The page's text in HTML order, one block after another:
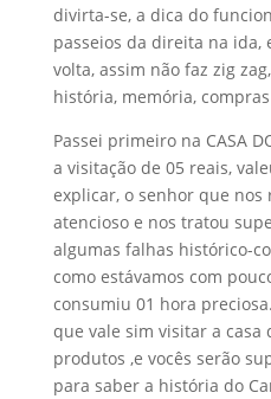
divirta-se, a dica do
passeios da direita na ida,
volta, assim não faz zig
história, memória,
Passei primeiro na CASA
a visitação de 05 reais,
explicar, o senhor que nos
atencioso e nos tratou
algumas falhas histórico-
como estávamos com
consumiu 01 hora
que vale sim visitar a casa
produtos ,e vocês serão
para saber a história do